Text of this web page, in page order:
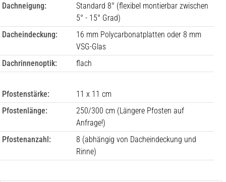
Dachneigung:
Standard 8° (flexibel montierbar zwischen
5° - 15° Grad)
Dacheindeckung:
16 mm Polycarbonatplatten oder 8 mm
VSG-Glas
Dachrinnenoptik:
flach
Pfostenstärke:
11 x 11 cm
Pfostenlänge:
250/300 cm (Längere Pfosten auf
Anfrage!)
Pfostenanzahl:
8 (abhängig von Dacheindeckung und
Rinne)